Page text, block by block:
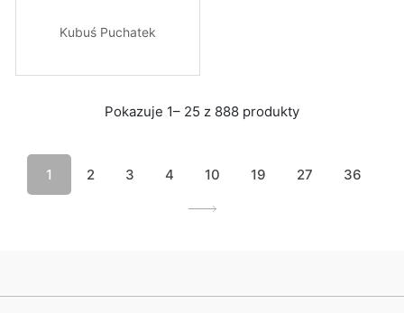
Kubuś Puchatek
Pokazuje 1– 25 z 888 produkty
1 2 3 4 10 19 27 36